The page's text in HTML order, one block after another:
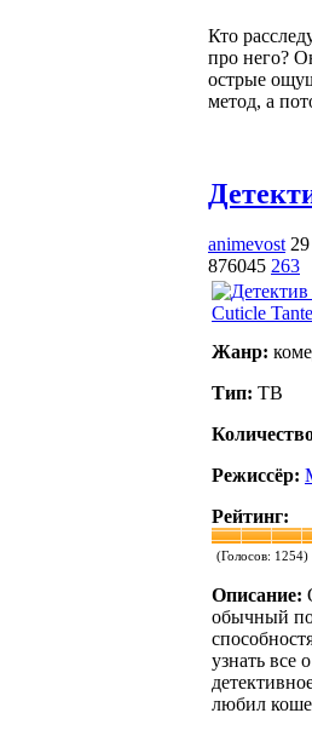
Кто
про него?
острые
метод, а
animevost
876045 263
Жанр:
Тип: ТВ
Режиссёр:
Рейтинг:
(Голосов: 1254)
Описание:
обычный
узнать все
любил